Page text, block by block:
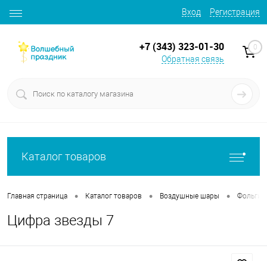
Вход Регистрация
+7 (343) 323-01-30
Обратная связь
0
Каталог товаров
Главная страница • Каталог товаров • Воздушные шары •
Цифра звезды 7